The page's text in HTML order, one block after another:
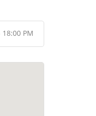
PM